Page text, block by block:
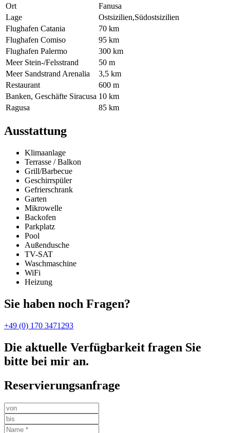
Ort
Fanusa
Lage
Ostsizilien,Südostsizilien
Flughafen Catania
70 km
Flughafen Comiso
95 km
Flughafen Palermo
300 km
Meer Stein-/Felsstrand
50 m
Meer Sandstrand Arenalia
3,5 km
Restaurant
600 m
Banken, Geschäfte Siracusa 10 km
Ragusa
85 km
Ausstattung
Klimaanlage
Terrasse / Balkon
Grill/Barbecue
Geschirrspüler
Gefrierschrank
Garten
Mikrowelle
Backofen
Parkplatz
Pool
Außendusche
TV-SAT
Waschmaschine
WiFi
Heizung
Sie haben noch Fragen?
+49 (0) 170 3471293
Die aktuelle Verfügbarkeit fragen Sie
bitte bei mir an.
Reservierungsanfrage